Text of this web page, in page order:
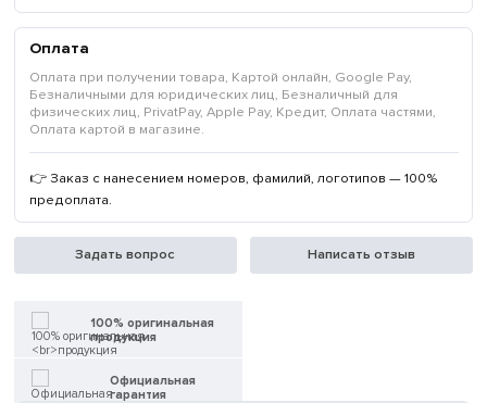
Оплата
Оплата при получении товара, Картой онлайн, Google Pay,
Безналичными для юридических лиц, Безналичный для
физических лиц, PrivatPay, Apple Pay, Кредит, Оплата частями,
Оплата картой в магазине.
👉 Заказ с нанесением номеров, фамилий, логотипов — 100%
предоплата.
Задать вопрос Написать отзыв
100% оригинальная
продукция
Официальная
гарантия